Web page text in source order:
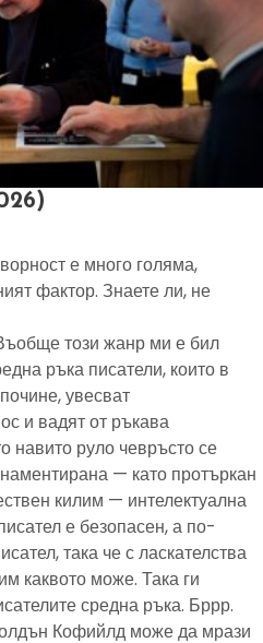
е много голяма,
фактор. Знаете ли, не
този жанр ми е бил
ръка писатели, които в
увесват
и вадят от ръкава
навито руло чевръсто се
— като протъркан
килим — интелектуална
е безопасен, а по-
така че с ласкателства
каквото може. Така ги
средна ръка. Бррр.
Кофийлд може да мрази